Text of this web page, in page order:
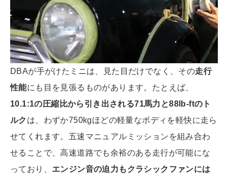
DBAが手がけたミニは、見た目だけでなく、その走行
性能にも目を見張るものがあります。たとえば、
10.1:1の圧縮比から引き出される71馬力と88lb-ftのト
ルク は、わずか750kgほどの軽量なボディを軽快に走ら
せてくれます。五速マニュアルミッションを組み合わ
せることで、高速道路でも余裕のある走行が可能にな
っており、 エンジン音の迫力もクラシックファンには